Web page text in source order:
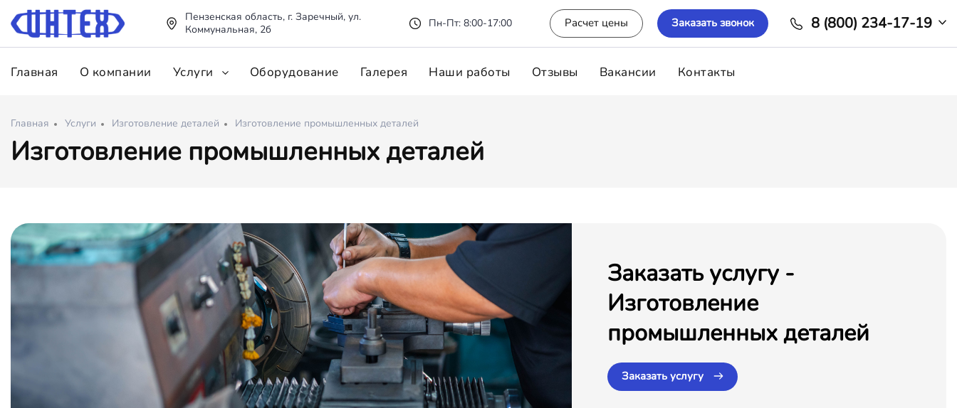
Пензенская область, г. Заречный, ул.
Коммунальная, 2б
Пн-Пт: 8:00-17:00 Расчет цены Заказать звонок 8 (800) 234-17-19
Главная О компании Услуги Оборудование Галерея Наши работы Отзывы Вакансии Контакты
Главная Услуги Изготовление деталей Изготовление промышленных деталей
Изготовление промышленных деталей
Заказать услугу -
Изготовление
промышленных деталей
Заказать услугу